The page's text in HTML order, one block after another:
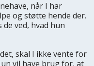
når I har
og støtte hende der.
ved, hvad hun
skal I ikke vente for
vil have brug for, at